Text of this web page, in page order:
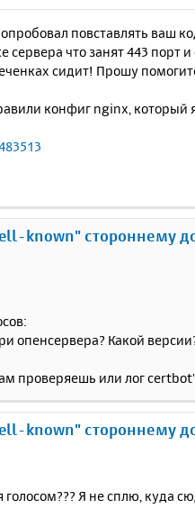
повставлять ваш
сервера что занят 443 порт
сидит! Прошу
конфиг nginx, который
known" стороннему
опенсервера? Какой
проверяешь или лог
known" стороннему
Я не сплю, куда